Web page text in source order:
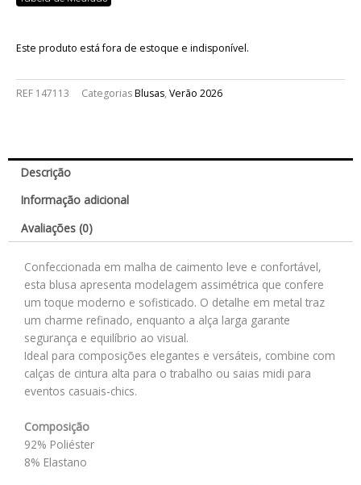
Este produto está fora de estoque e indisponível.
REF 147113 CategoriasBlusas, Verão 2026
Descrição
Informação adicional
Avaliações (0)
Confeccionada em malha de caimento leve e confortável,
esta blusa apresenta modelagem assimétrica que confere
um toque moderno e sofisticado. O detalhe em metal traz
um charme refinado, enquanto a alça larga garante
segurança e equilíbrio ao visual.
Ideal para composições elegantes e versáteis, combine com
calças de cintura alta para o trabalho ou saias midi para
eventos casuais-chics.
Composição
92% Poliéster
8% Elastano